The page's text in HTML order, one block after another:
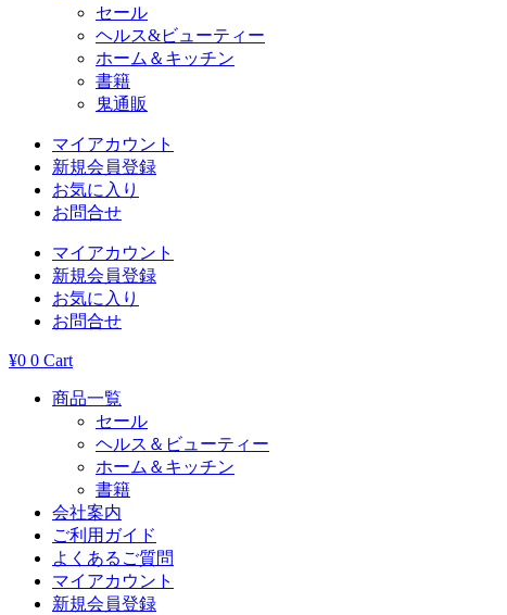
セール
ヘルス&ビューティー
ホーム＆キッチン
書籍
鬼通販
マイアカウント
新規会員登録
お気に入り
お問合せ
マイアカウント
新規会員登録
お気に入り
お問合せ
¥0 0 Cart
商品一覧
セール
ヘルス＆ビューティー
ホーム＆キッチン
書籍
会社案内
ご利用ガイド
よくあるご質問
マイアカウント
新規会員登録